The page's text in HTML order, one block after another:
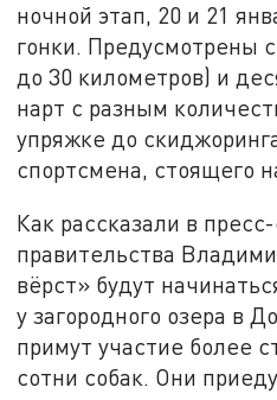
ночной этап, 20 и 21
гонки. Предусмотрены
до 30 километров) и
нарт с разным
упряжке до
спортсмена, стоящего
Как рассказали в
правительства
вёрст» будут
у загородного озера в
примут участие более
сотни собак. Они